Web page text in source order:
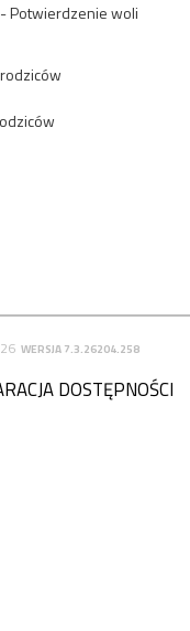
Potwierdzenie woli
WERSJA 7.3.26204.258
DOSTĘPNOŚCI